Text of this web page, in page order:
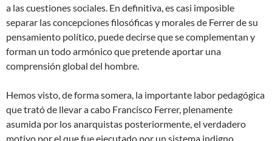
a las cuestiones sociales. En definitiva, es casi imposible
separar las concepciones filosóficas y morales de Ferrer de su
pensamiento político, puede decirse que se complementan y
forman un todo armónico que pretende aportar una
comprensión global del hombre.
Hemos visto, de forma somera, la importante labor pedagógica
que trató de llevar a cabo Francisco Ferrer, plenamente
asumida por los anarquistas posteriormente, el verdadero
motivo por el que fue ejecutado por un sistema indigno